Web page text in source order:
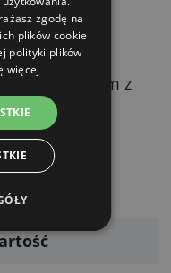
można
z ekstraktem z
zgodę na
plików cookie
polityki plików
więcej